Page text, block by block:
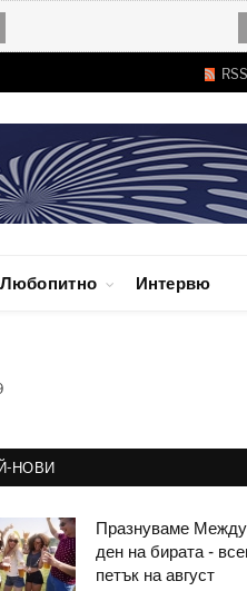
Любопитно Интервю
НОВИ
Празнуваме
ден на бирата -
петък на август